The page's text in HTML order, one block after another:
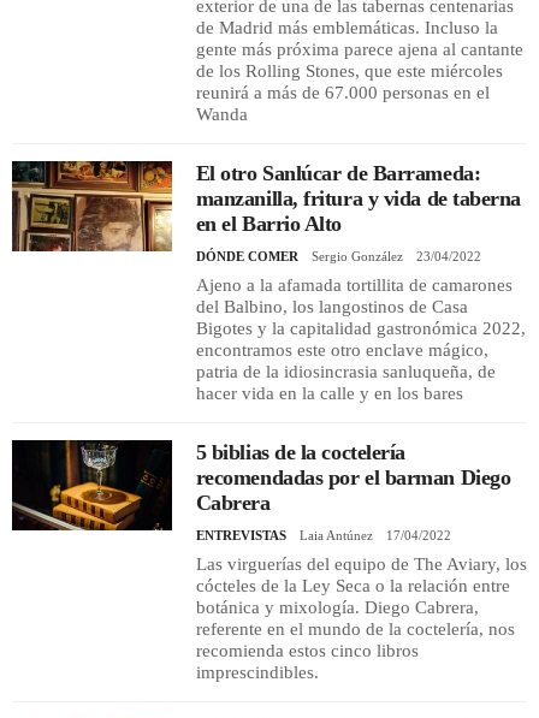
exterior de una de las tabernas centenarias
de Madrid más emblemáticas. Incluso la
gente más próxima parece ajena al cantante
de los Rolling Stones, que este miércoles
reunirá a más de 67.000 personas en el
Wanda
El otro Sanlúcar de Barrameda:
manzanilla, fritura y vida de taberna
en el Barrio Alto
DÓNDE COMER Sergio González 23/04/2022
Ajeno a la afamada tortillita de camarones
del Balbino, los langostinos de Casa
Bigotes y la capitalidad gastronómica 2022,
encontramos este otro enclave mágico,
patria de la idiosincrasia sanluqueña, de
hacer vida en la calle y en los bares
5 biblias de la coctelería
recomendadas por el barman Diego
Cabrera
ENTREVISTAS Laia Antúnez 17/04/2022
Las virguerías del equipo de The Aviary, los
cócteles de la Ley Seca o la relación entre
botánica y mixología. Diego Cabrera,
referente en el mundo de la coctelería, nos
recomienda estos cinco libros
imprescindibles.